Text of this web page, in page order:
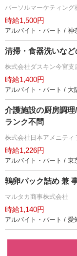
パーソルマーケティング
時給1,500円
アルバイト・パート / 神
清掃・食器洗いな
株式会社ダスキン今宮支
時給1,400円
アルバイト・パート / 大
介護施設の厨房調
ランク不問
株式会社日本アメニティ
時給1,226円
アルバイト・パート / 東
鶉卵パック詰め 兼
マルタカ商事株式会社
時給1,140円
アルバイト・パート / 愛